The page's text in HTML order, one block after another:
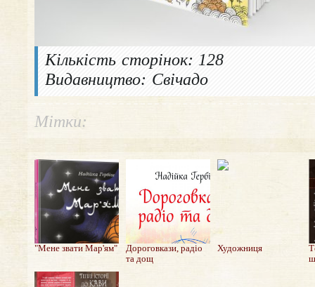
Кількість сторінок: 128
Видавництво: Свічадо
Мітки:
"Мене звати Мар'ям"
Дороговкази, радіо
та дощ
Художниця